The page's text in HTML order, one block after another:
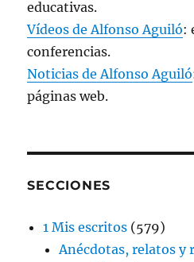
educativas.
Vídeos de Alfonso Aguiló:
conferencias.
Noticias de Alfonso Aguiló
páginas web.
SECCIONES
1 Mis escritos (579)
Anécdotas, relatos y